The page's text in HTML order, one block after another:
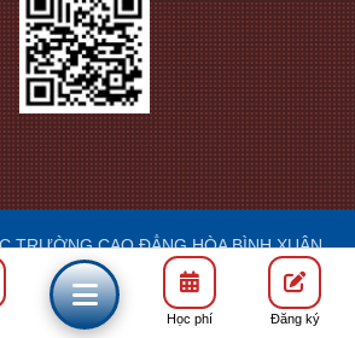
TRƯỜNG CAO ĐẲNG HÒA BÌNH XUÂN
LỘC
DESIGN: FRANCIS
Học phí Đăng ký